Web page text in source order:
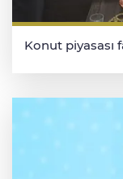
Konut piyasası